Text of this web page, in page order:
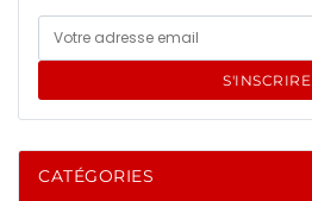
S'INSCRIRE
CATÉGORIES